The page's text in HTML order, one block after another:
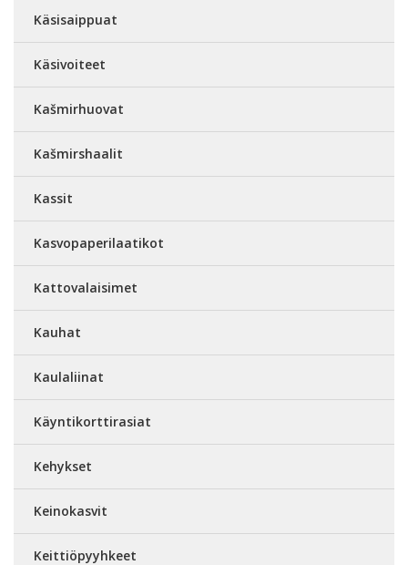
Käsisaippuat
Käsivoiteet
Kašmirhuovat
Kašmirshaalit
Kassit
Kasvopaperilaatikot
Kattovalaisimet
Kauhat
Kaulaliinat
Käyntikorttirasiat
Kehykset
Keinokasvit
Keittiöpyyhkeet